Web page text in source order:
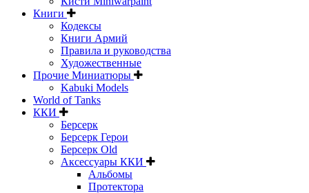
Книги
Кодексы
Книги Армий
Правила и руководства
Художественные
Прочие Миниатюры
Kabuki Models
World of Tanks
ККИ
Берсерк
Берсерк Герои
Берсерк Old
Аксессуары ККИ
Альбомы
Протектора